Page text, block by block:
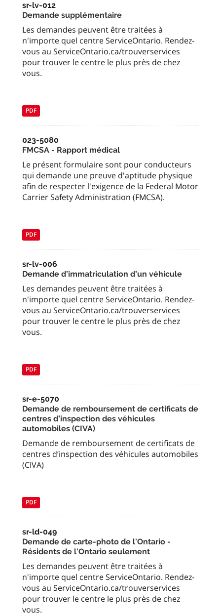
sr-lv-012
Demande supplémentaire
Les demandes peuvent être traitées à
n'importe quel centre ServiceOntario. Rendez-
vous au ServiceOntario.ca/trouverservices
pour trouver le centre le plus près de chez
vous.
PDF
023-5080
FMCSA - Rapport médical
Le présent formulaire sont pour conducteurs
qui demande une preuve d'aptitude physique
afin de respecter l'exigence de la Federal Motor
Carrier Safety Administration (FMCSA).
PDF
sr-lv-006
Demande d’immatriculation d’un véhicule
Les demandes peuvent être traitées à
n'importe quel centre ServiceOntario. Rendez-
vous au ServiceOntario.ca/trouverservices
pour trouver le centre le plus près de chez
vous.
PDF
sr-e-5070
Demande de remboursement de certificats de
centres d’inspection des véhicules
automobiles (CIVA)
Demande de remboursement de certificats de
centres d’inspection des véhicules automobiles
(CIVA)
PDF
sr-ld-049
Demande de carte-photo de l'Ontario -
Résidents de l'Ontario seulement
Les demandes peuvent être traitées à
n'importe quel centre ServiceOntario. Rendez-
vous au ServiceOntario.ca/trouverservices
pour trouver le centre le plus près de chez
vous.